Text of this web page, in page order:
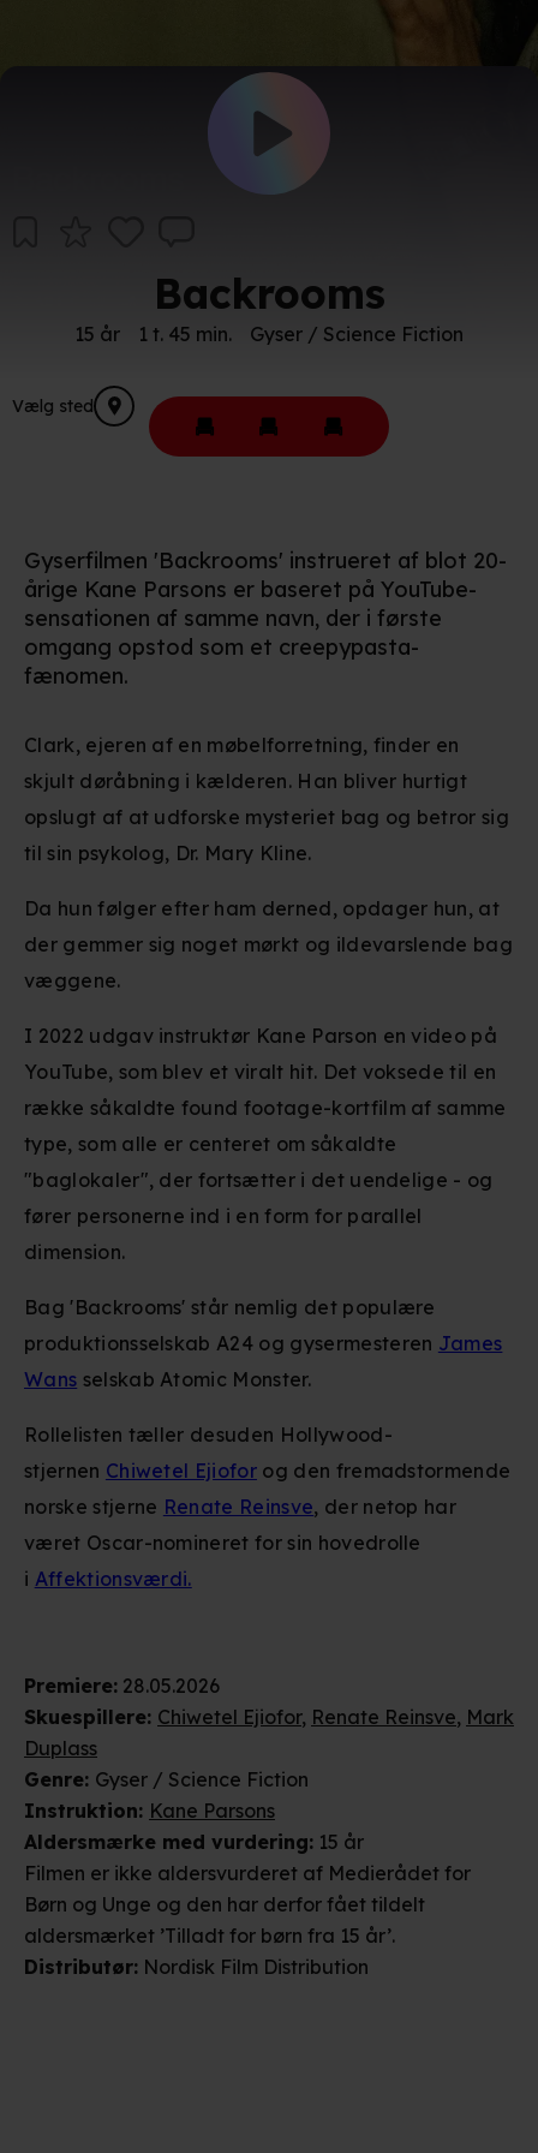
Backrooms
15 år 1 t. 45 min. Gyser / Science Fiction
Vælg sted
Premiere: 28.05.2026
Skuespillere: Chiwetel Ejiofor, Renate Reinsve, Mark
Duplass
Genre: Gyser / Science Fiction
Instruktion: Kane Parsons
Aldersmærke med vurdering: 15 år
Filmen er ikke aldersvurderet af Medierådet for
Børn og Unge og den har derfor fået tildelt
aldersmærket ’Tilladt for børn fra 15 år’.
Distributør: Nordisk Film Distribution
Gyserfilmen 'Backrooms' instrueret af blot 20-
årige Kane Parsons er baseret på YouTube-
sensationen af samme navn, der i første
omgang opstod som et creepypasta-
fænomen.
Clark, ejeren af en møbelforretning, finder en
skjult døråbning i kælderen. Han bliver hurtigt
opslugt af at udforske mysteriet bag og betror sig
til sin psykolog, Dr. Mary Kline.
Da hun følger efter ham derned, opdager hun, at
der gemmer sig noget mørkt og ildevarslende bag
væggene.
I 2022 udgav instruktør Kane Parson en video på
YouTube, som blev et viralt hit. Det voksede til en
række såkaldte found footage-kortfilm af samme
type, som alle er centeret om såkaldte
"baglokaler", der fortsætter i det uendelige - og
fører personerne ind i en form for parallel
dimension.
Bag 'Backrooms' står nemlig det populære
produktionsselskab A24 og gysermesteren James
Wans selskab Atomic Monster.
Rollelisten tæller desuden Hollywood-
stjernen Chiwetel Ejiofor og den fremadstormende
norske stjerne Renate Reinsve, der netop har
været Oscar-nomineret for sin hovedrolle
i Affektionsværdi.